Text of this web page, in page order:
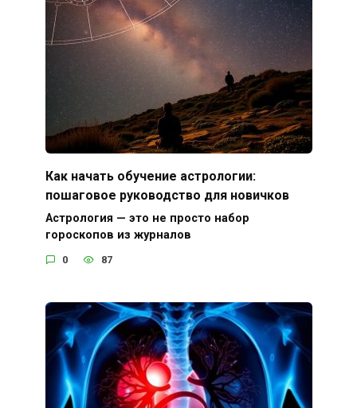
Как начать обучение астрологии:
пошаговое руководство для новичков
Астрология — это не просто набор
гороскопов из журналов
0 87